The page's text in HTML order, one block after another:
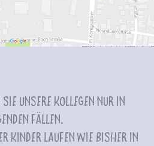
unsere Kollegen nur in
Fällen.
Kinder laufen wie bisher in